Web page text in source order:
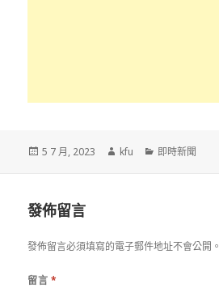
發
5 7 月, 2023
作
kfu
分
即時新聞
發佈留言
發佈留言必須填寫的電子郵件地址不會公開。
留言 *